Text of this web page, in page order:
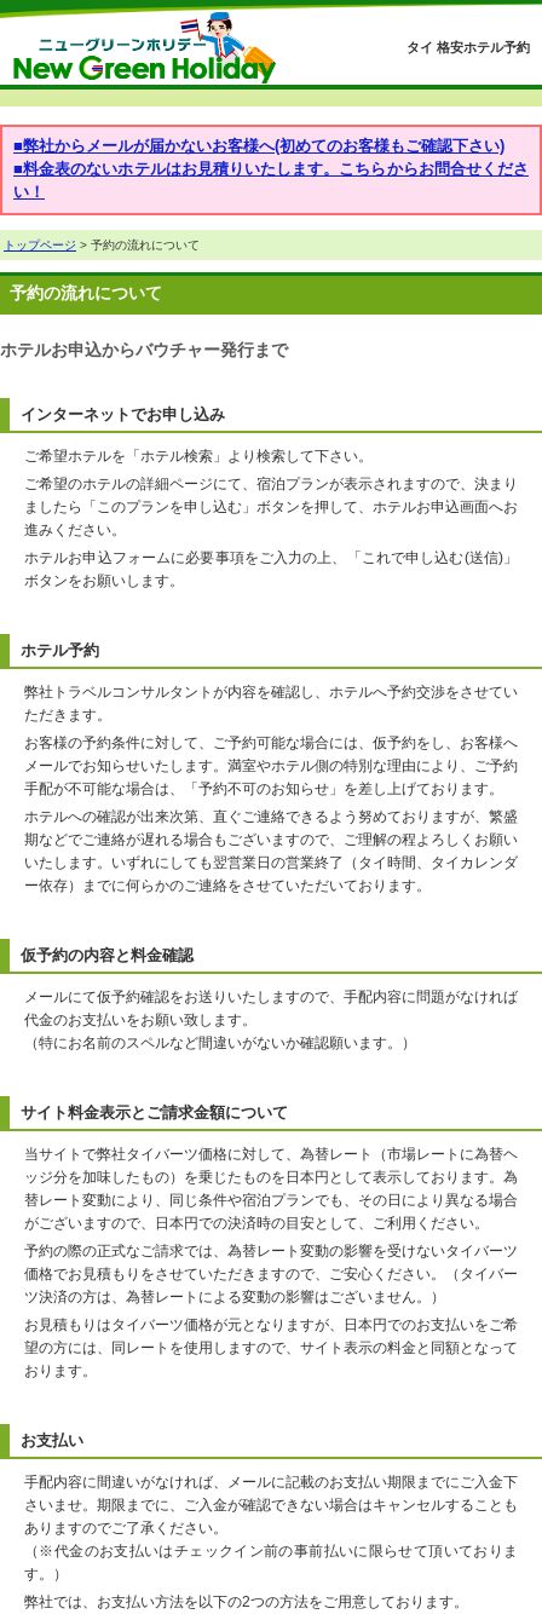
タイ 格安ホテル予約
■弊社からメールが届かないお客様へ(初めてのお客様もご確認下さい)
■料金表のないホテルはお見積りいたします。こちらからお問合せくださ
い！
トップページ > 予約の流れについて
予約の流れについて
ホテルお申込からバウチャー発行まで
インターネットでお申し込み
ご希望ホテルを「ホテル検索」より検索して下さい。
ご希望のホテルの詳細ページにて、宿泊プランが表示されますので、決まり
ましたら「このプランを申し込む」ボタンを押して、ホテルお申込画面へお
進みください。
ホテルお申込フォームに必要事項をご入力の上、「これで申し込む(送信)」
ボタンをお願いします。
ホテル予約
弊社トラベルコンサルタントが内容を確認し、ホテルへ予約交渉をさせてい
ただきます。
お客様の予約条件に対して、ご予約可能な場合には、仮予約をし、お客様へ
メールでお知らせいたします。満室やホテル側の特別な理由により、ご予約
手配が不可能な場合は、「予約不可のお知らせ」を差し上げております。
ホテルへの確認が出来次第、直ぐご連絡できるよう努めておりますが、繁盛
期などでご連絡が遅れる場合もございますので、ご理解の程よろしくお願い
いたします。いずれにしても翌営業日の営業終了（タイ時間、タイカレンダ
ー依存）までに何らかのご連絡をさせていただいております。
仮予約の内容と料金確認
メールにて仮予約確認をお送りいたしますので、手配内容に問題がなければ
代金のお支払いをお願い致します。
（特にお名前のスペルなど間違いがないか確認願います。）
サイト料金表示とご請求金額について
当サイトで弊社タイバーツ価格に対して、為替レート（市場レートに為替ヘ
ッジ分を加味したもの）を乗じたものを日本円として表示しております。為
替レート変動により、同じ条件や宿泊プランでも、その日により異なる場合
がございますので、日本円での決済時の目安として、ご利用ください。
予約の際の正式なご請求では、為替レート変動の影響を受けないタイバーツ
価格でお見積もりをさせていただきますので、ご安心ください。（タイバー
ツ決済の方は、為替レートによる変動の影響はございません。）
お見積もりはタイバーツ価格が元となりますが、日本円でのお支払いをご希
望の方には、同レートを使用しますので、サイト表示の料金と同額となって
おります。
お支払い
手配内容に間違いがなければ、メールに記載のお支払い期限までにご入金下
さいませ。期限までに、ご入金が確認できない場合はキャンセルすることも
ありますのでご了承ください。
（※代金のお支払いはチェックイン前の事前払いに限らせて頂いておりま
す。）
弊社では、お支払い方法を以下の2つの方法をご用意しております。